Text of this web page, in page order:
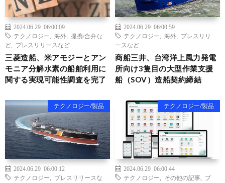
2024.06.29 06:00:09
テクノロジー
海外
提携/合弁な
ど
プレスリリースなど
三菱造船、米アモジーとアン
モニア分解水素の船舶利用に
関する実現可能性調査を完了
2024.06.29 06:00:59
テクノロジー
海外
プレスリリ
ースなど
商船三井、台湾洋上風力発電
所向け3隻目の大型作業支援
船（SOV）造船契約締結
テクノロジー/製品
2024.06.29 06:00:12
テクノロジー
プレスリリースな
テクノロジー/製品
2024.06.29 06:00:44
テクノロジー
その他の記事
プ